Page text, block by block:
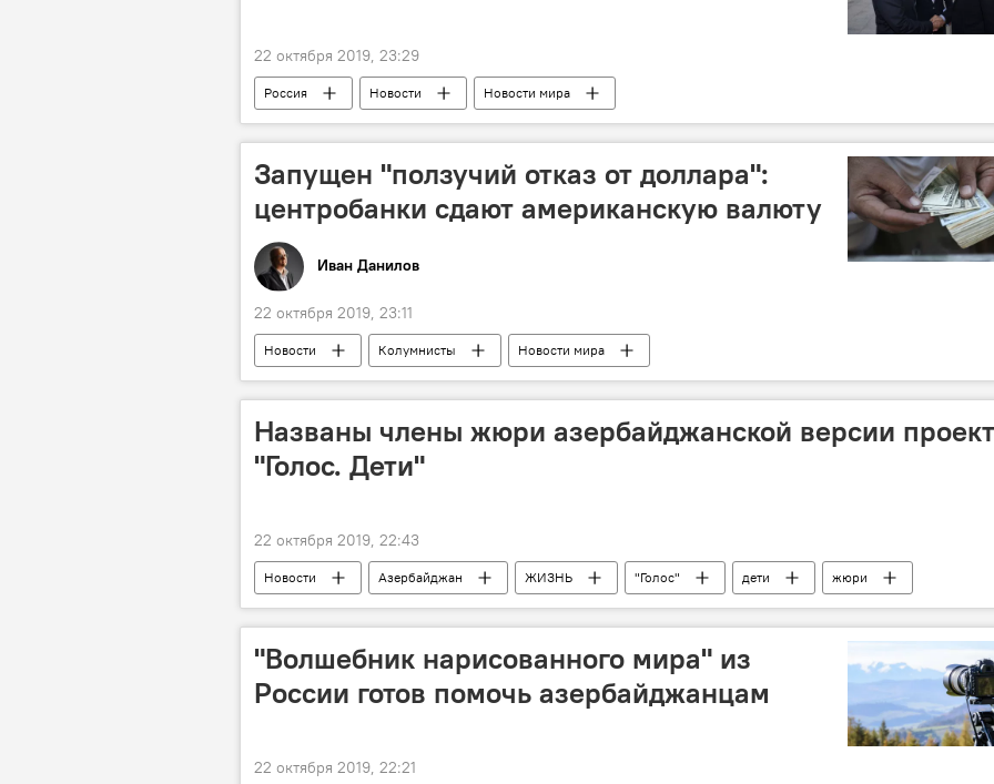
22 октября 2019, 23:29
Россия Новости Новости мира
Запущен "ползучий отказ от доллара":
центробанки сдают американскую валюту
Иван Данилов
22 октября 2019, 23:11
Новости Колумнисты Новости мира
Названы члены жюри азербайджанской версии
"Голос. Дети"
22 октября 2019, 22:43
Новости Азербайджан ЖИЗНЬ "Голос" дети
жюри
состав
"Волшебник нарисованного мира" из
России готов помочь азербайджанцам
22 октября 2019, 22:21